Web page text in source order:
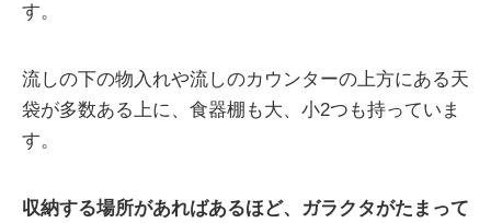
す。
流しの下の物入れや流しのカウンターの上方にある天
袋が多数ある上に、食器棚も大、小2つも持っていま
す。
収納する場所があればあるほど、ガラクタがたまって